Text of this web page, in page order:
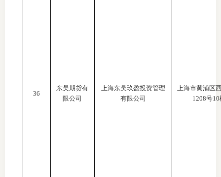
36
东吴期货有
限公司
上海东吴玖盈投资管理
有限公司
上海市黄浦区
1208号10